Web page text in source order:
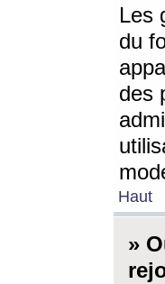
Les
du
des
Haut
»